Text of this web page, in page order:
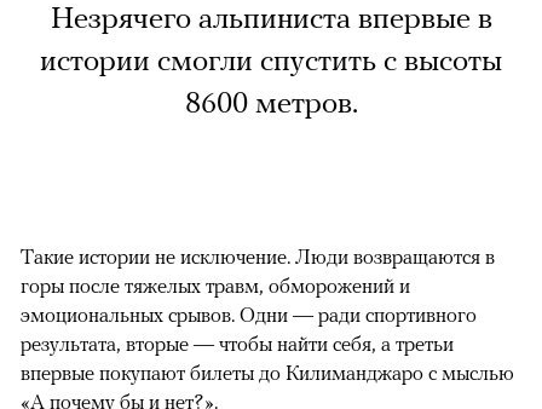
Незрячего альпиниста впервые в
истории смогли спустить с высоты
8600 метров.
Такие истории не исключение. Люди возвращаются в
горы после тяжелых травм, обморожений и
эмоциональных срывов. Одни — ради спортивного
результата, вторые — чтобы найти себя, а третьи
впервые покупают билеты до Килиманджаро с мыслью
«А почему бы и нет?».